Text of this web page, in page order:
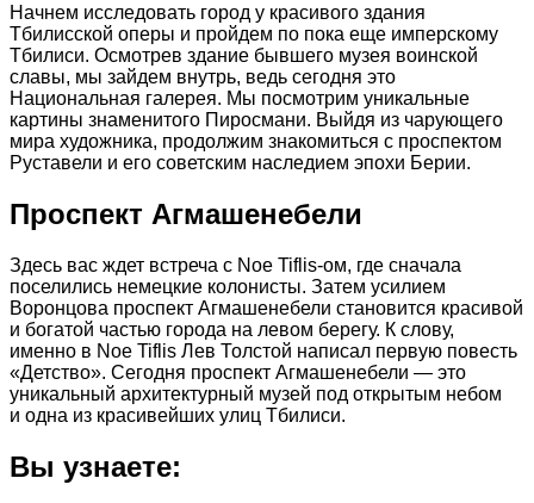
Начнем исследовать город у красивого здания
Тбилисской оперы и пройдем по пока еще имперскому
Тбилиси. Осмотрев здание бывшего музея воинской
славы, мы зайдем внутрь, ведь сегодня это
Национальная галерея. Мы посмотрим уникальные
картины знаменитого Пиросмани. Выйдя из чарующего
мира художника, продолжим знакомиться с проспектом
Руставели и его советским наследием эпохи Берии.
Проспект Агмашенебели
Здесь вас ждет встреча с Noe Tiflis-ом, где сначала
поселились немецкие колонисты. Затем усилием
Воронцова проспект Агмашенебели становится красивой
и богатой частью города на левом берегу. К слову,
именно в Noe Tiflis Лев Толстой написал первую повесть
«Детство». Сегодня проспект Агмашенебели — это
уникальный архитектурный музей под открытым небом
и одна из красивейших улиц Тбилиси.
Вы узнаете: